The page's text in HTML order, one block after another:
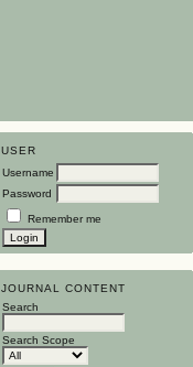
USER
Username
Password
Remember me
JOURNAL CONTENT
Search
Search Scope